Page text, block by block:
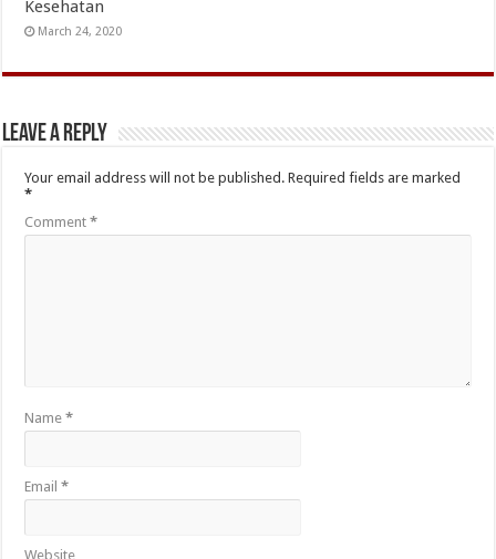
Kesehatan
March 24, 2020
Leave a Reply
Your email address will not be published. Required fields are marked
*
Comment*
Name*
Email*
Website